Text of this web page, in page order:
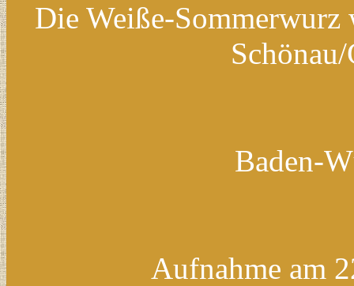
Die Weiße-
Baden-
Aufnahme am